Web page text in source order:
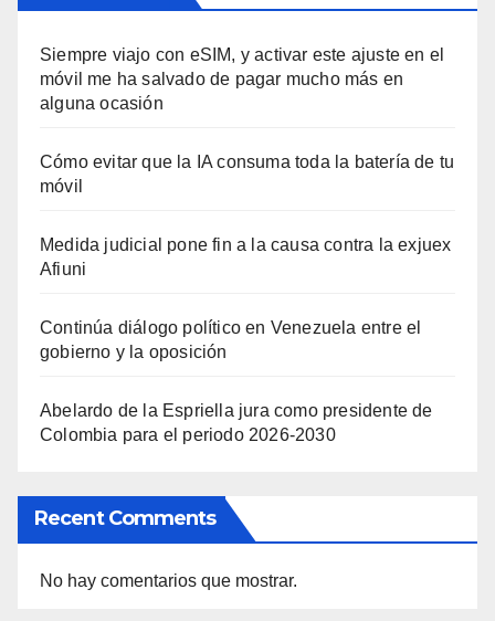
Siempre viajo con eSIM, y activar este ajuste en el
móvil me ha salvado de pagar mucho más en
alguna ocasión
Cómo evitar que la IA consuma toda la batería de tu
móvil
Medida judicial pone fin a la causa contra la exjuex
Afiuni
Continúa diálogo político en Venezuela entre el
gobierno y la oposición
Abelardo de la Espriella jura como presidente de
Colombia para el periodo 2026-2030
Recent Comments
No hay comentarios que mostrar.